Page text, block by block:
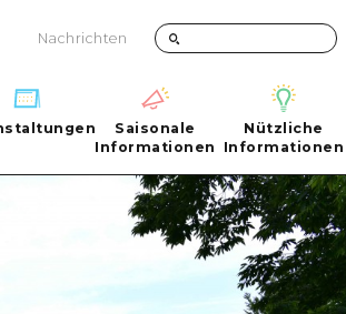
Nachrichten
City
Saisonale
Informationen
Informationen
Nützliche
Informationen
Informationen